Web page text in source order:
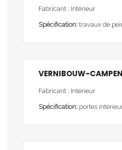
Fabricant : Intérieur
Spécification: travaux de
VERNIBOUW-
Fabricant : Intérieur
Spécification: portes